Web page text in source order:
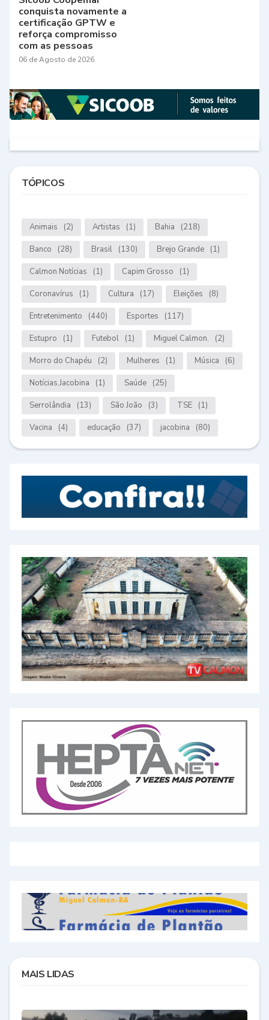
conquista novamente a
certificação GPTW e
reforça compromisso
com as pessoas
06 de Agosto de 2026
TÓPICOS
Animais (2) Artistas (1) Bahia (218)
Banco (28) Brasil (130) Brejo Grande (1)
Calmon Notícias (1) Capim Grosso (1)
Coronavírus (1) Cultura (17) Eleições (8)
Entretenimento (440) Esportes (117)
Estupro (1) Futebol (1) Miguel Calmon. (2)
Morro do Chapéu (2) Mulheres (1) Música (6)
Notícias.Jacobina (1) Saúde (25)
Serrolândia (13) São João (3) TSE (1)
Vacina (4) educação (37) jacobina (80)
MAIS LIDAS